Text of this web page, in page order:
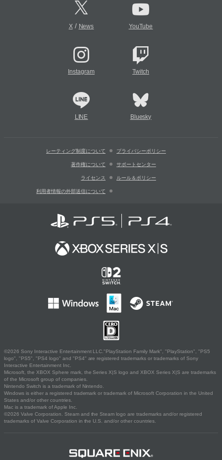
X/ News YouTube
Instagram Twitch
LINE Bluesky
レーティング制度について プライバシーポリシー
著作権について サポートセンター
ライセンス ルール＆ポリシー
利用者情報の外部送信について
©2026 Sony Interactive Entertainment LLC."PlayStation Family Mark", "PlayStation", "PS5
logo", "PS5", "PS4 logo" and "PS4" are registered trademarks or trademarks of Sony
Interactive Entertainment Inc.
Microsoft, the XBOX Sphere mark, the Series X|S logo and XBOX Series X|S are trademarks
of the Microsoft group of companies.
Nintendo Switch is a trademark of Nintendo.
Windows is either a registered trademark or trademark of Microsoft Corporation in the United
States and/or other countries.
Mac is a trademark of Apple Inc.
©2026 Valve Corporation. Steam and the Steam logo are trademarks and/or registered
trademarks of Valve Corporation in the U.S. and/or other countries.